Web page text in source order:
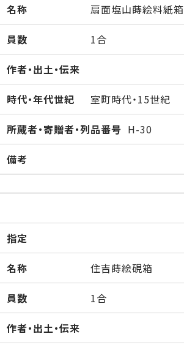
名称 扇面塩山蒔絵料紙箱
員数 1合
作者・出土・伝来
時代・年代世紀 室町時代・15世紀
所蔵者・寄贈者・列品番号 H-30
備考
指定
名称 住吉蒔絵硯箱
員数 1合
作者・出土・伝来